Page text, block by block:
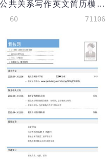
公共关系写作英文简历模板
60 71106